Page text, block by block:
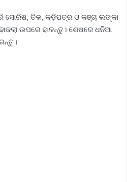
ସୋରିଷ, ତିଳ, କଡ଼ିପତ୍ର ଓ କଞ୍ଚା ଲଙ୍କା
ଉପରେ ଢାଳନ୍ତୁ। ଶେଷରେ ଧନିଆ